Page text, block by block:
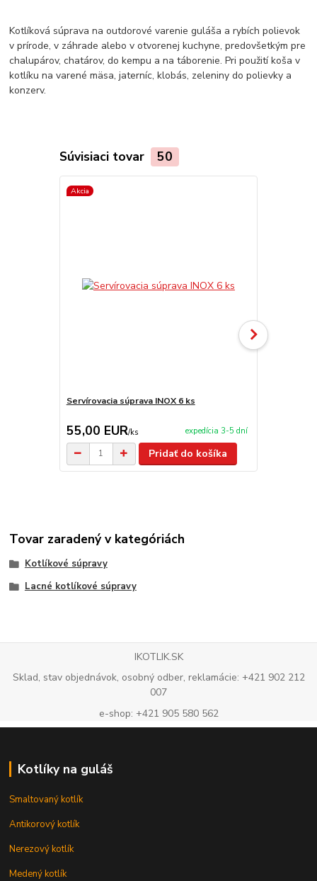
Kotlíková súprava na outdorové varenie guláša a rybích polievok
v prírode, v záhrade alebo v otvorenej kuchyne, predovšetkým pre
chalupárov, chatárov, do kempu a na táborenie. Pri použití koša v
kotlíku na varené mäsa, jaterníc, klobás, zeleniny do polievky a
konzerv.
Súvisiaci tovar 50
Akcia
Servírovacia súprava INOX 6 ks
55,00 EUR/ks expedícia 3-5 dní
Pridať do košíka
Tovar zaradený v kategóriách
Kotlíkové súpravy
Lacné kotlíkové súpravy
IKOTLIK.SK
Sklad, stav objednávok, osobný odber, reklamácie: +421 902 212
007
e-shop: +421 905 580 562
Kotlíky na guláš
Smaltovaný kotlík
Antikorový kotlík
Nerezový kotlík
Medený kotlík